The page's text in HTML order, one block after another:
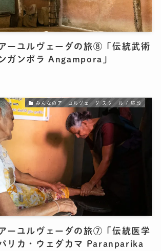
ーユルヴェーダの旅⑧「伝統武術
ガンポラ Angampora」
みんなのアーユルヴェーダ スクール / 施設
ーユルヴェーダの旅⑦「伝統医学
リカ・ウェダカマ Paranparika